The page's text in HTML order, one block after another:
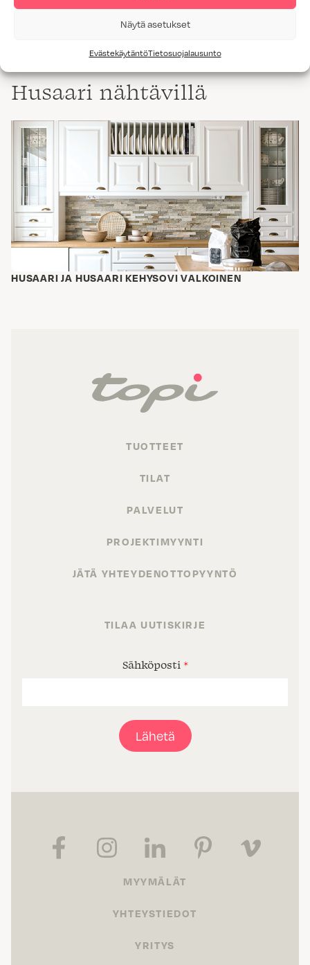
Näytä asetukset
EvästekäytäntöTietosuojalausunto
Husaari nähtävillä
HUSAARI JA HUSAARI KEHYSOVI VALKOINEN
TUOTTEET
TILAT
PALVELUT
PROJEKTIMYYNTI
JÄTÄ YHTEYDENOTTOPYYNTÖ
TILAA UUTISKIRJE
Sähköposti *
Lähetä
MYYMÄLÄT
YHTEYSTIEDOT
YRITYS